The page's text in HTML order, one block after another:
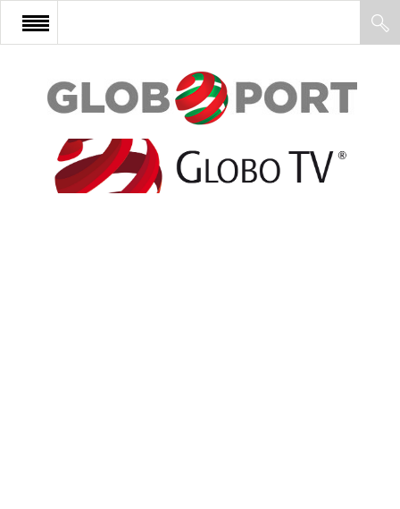
FŐOLDAL
AFRIKA